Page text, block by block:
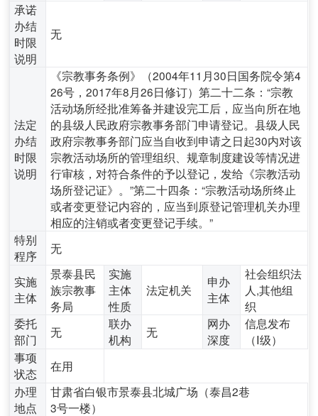
承诺
办结
时限
说明
无
法定
办结
时限
说明
《宗教事务条例》（2004年11月30日国务院令第4
26号，2017年8月26日修订）第二十二条：“宗教
活动场所经批准筹备并建设完工后，应当向所在地
的县级人民政府宗教事务部门申请登记。县级人民
政府宗教事务部门应当自收到申请之日起30内对该
宗教活动场所的管理组织、规章制度建设等情况进
行审核，对符合条件的予以登记，发给《宗教活动
场所登记证》。”第二十四条：“宗教活动场所终止
或者变更登记内容的，应当到原登记管理机关办理
相应的注销或者变更登记手续。”
特别
程序
无
实施
主体
景泰县民
族宗教事
务局
实施
主体
性质
法定机关
申办
主体
社会组织法
人,其他组
织
委托
部门
无
联办
机构
无
网办
深度
信息发布
（Ⅰ级）
事项
状态
在用
办理
地点
甘肃省白银市景泰县北城广场（泰昌2巷
3号一楼）